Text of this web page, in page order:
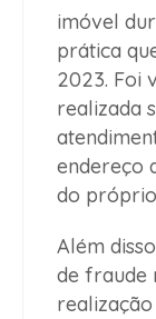
imóvel
prática
2023. Foi
realizada
endereço
do
Além
de fraude